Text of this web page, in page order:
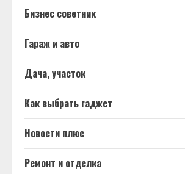
Бизнес советник
Гараж и авто
Дача, участок
Как выбрать гаджет
Новости плюс
Ремонт и отделка